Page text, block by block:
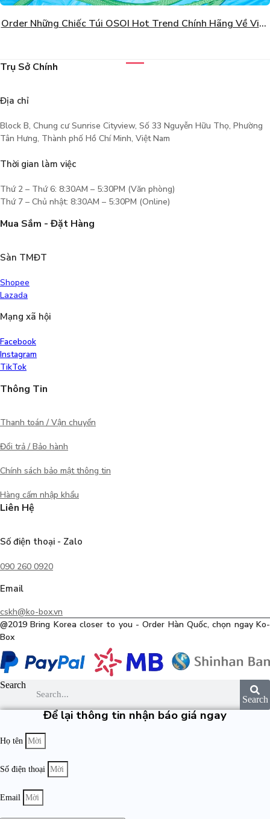
Order Những Chiếc Túi OSOI Hot Trend Chính Hãng Về Việt
Trụ Sở Chính
Địa chỉ
Block B, Chung cư Sunrise Cityview, Số 33 Nguyễn Hữu Thọ, Phường
Tân Hưng, Thành phố Hồ Chí Minh, Việt Nam
Thời gian làm việc
Thứ 2 – Thứ 6: 8:30AM – 5:30PM (Văn phòng)
Thứ 7 – Chủ nhật: 8:30AM – 5:30PM (Online)
Mua Sắm - Đặt Hàng
Sàn TMĐT
Shopee
Lazada
Mạng xã hội
Facebook
Instagram
TikTok
Thông Tin
Thanh toán / Vận chuyển
Đổi trả / Bảo hành
Chính sách bảo mật thông tin
Hàng cấm nhập khẩu
Liên Hệ
Số điện thoại - Zalo
090 260 0920
Email
cskh@ko-box.vn
@2019 Bring Korea closer to you - Order Hàn Quốc, chọn ngay Ko-
Box
Search
Search
Để lại thông tin nhận báo giá ngay
Họ tên
Số điện thoại
Email